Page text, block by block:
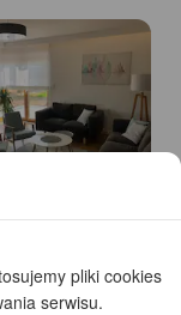
pliki cookies
serwisu.